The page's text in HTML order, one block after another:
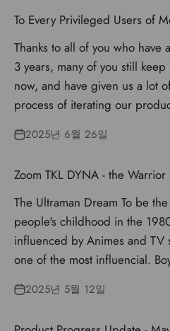
To Every Privileged Users of
Thanks to all of you who
3 years, many of you still
now, and have given us a lot
process of iterating our
2025년 6월 26일
Zoom TKL DYNA - the
The Ultraman Dream To be
people's childhood in the
influenced by Animes and
one of the most influencial.
2025년 5월 12일